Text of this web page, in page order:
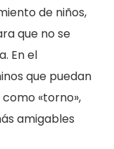
de niños,
que no se
En el
que puedan
«torno»,
amigables